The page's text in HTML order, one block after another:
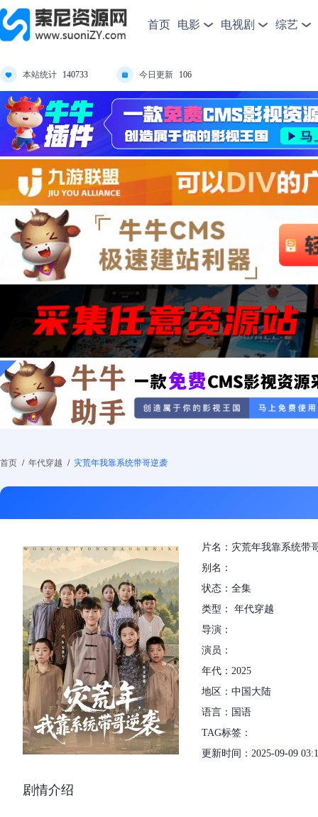
首页 电影 电视剧 综艺
本站统计 140733 今日更新 106
首页 / 年代穿越 / 灾荒年我靠系统带哥逆袭
片名：灾荒年我靠系统带
别名：
状态：全集
类型： 年代穿越
导演：
演员：
年代：2025
地区：中国大陆
语言：国语
TAG标签：
更新时间：2025-09-09
剧情介绍